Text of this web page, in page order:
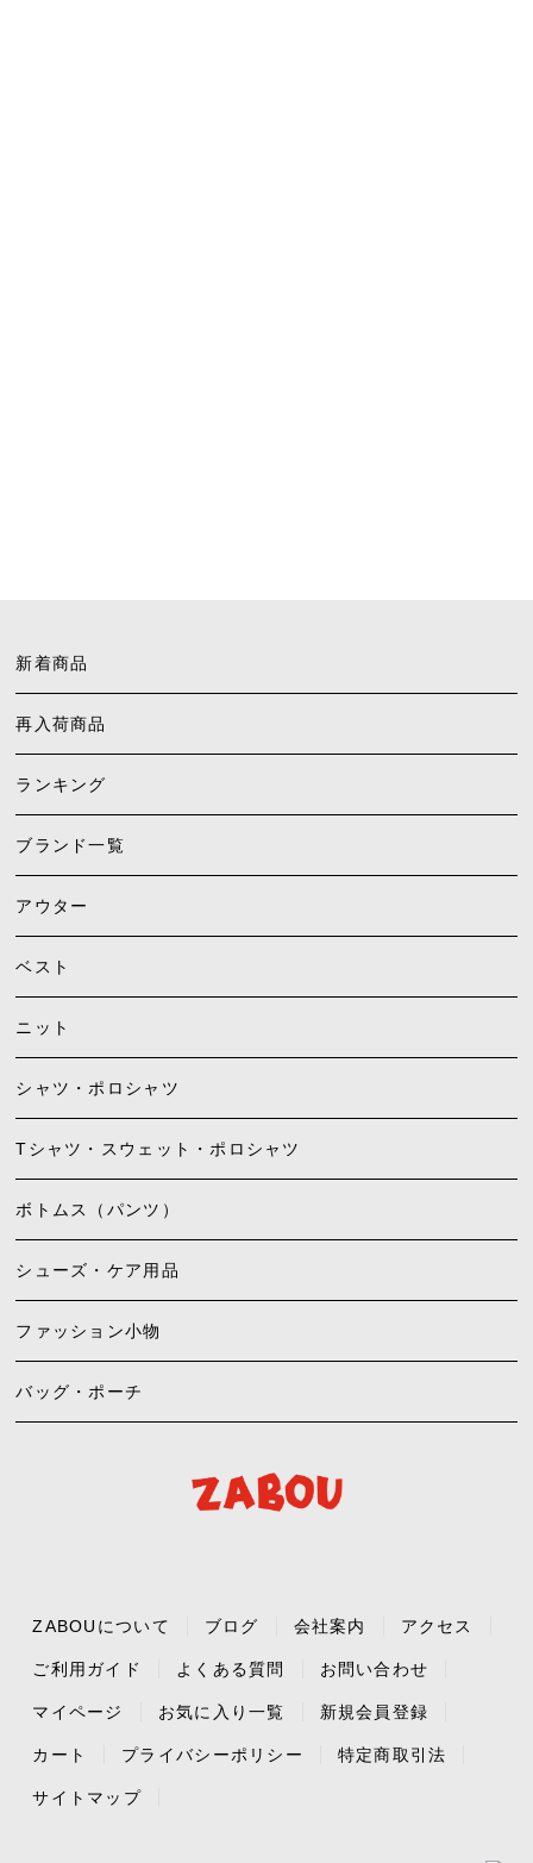
新着商品
再入荷商品
ランキング
ブランド一覧
アウター
ベスト
ニット
シャツ・ポロシャツ
Tシャツ・スウェット・ポロシャツ
ボトムス（パンツ）
シューズ・ケア用品
ファッション小物
バッグ・ポーチ
ZABOUについて ブログ 会社案内 アクセス
ご利用ガイド よくある質問 お問い合わせ
マイページ お気に入り一覧 新規会員登録
カート プライバシーポリシー 特定商取引法
サイトマップ